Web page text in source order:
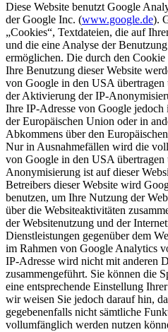
Diese Website benutzt Google
der Google Inc. (www.google.de).
„Cookies“, Textdateien, die auf
und die eine Analyse der
ermöglichen. Die durch den
Ihre Benutzung dieser Website
von Google in den USA
der Aktivierung der IP-
Ihre IP-Adresse von Google
der Europäischen Union oder in
Abkommens über den
Nur in Ausnahmefällen wird die
von Google in den USA
Anonymisierung ist auf dieser
Betreibers dieser Website wird
benutzen, um Ihre Nutzung der
über die Websiteaktivitäten
der Websitenutzung und der
Dienstleistungen gegenüber dem
im Rahmen von Google Analytics
IP-Adresse wird nicht mit anderen
zusammengeführt. Sie können die
eine entsprechende Einstellung
wir weisen Sie jedoch darauf hin,
gegebenenfalls nicht sämtliche
vollumfänglich werden nutzen